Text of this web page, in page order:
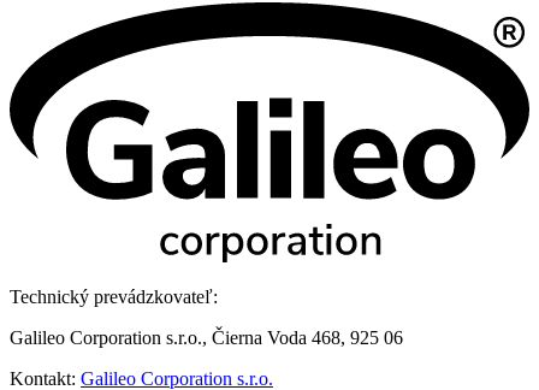
Technický prevádzkovateľ:
Galileo Corporation s.r.o., Čierna Voda 468, 925 06
Kontakt: Galileo Corporation s.r.o.